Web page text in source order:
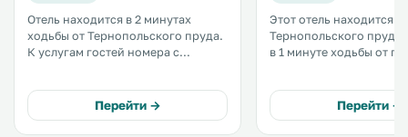
Отель находится в 2 минутах
ходьбы от Тернопольского пруда.
К услугам гостей номера с
Перейти →
Этот отель находится
Тернопольского
в 1 минуте ходьбы от
бесплатным Wi-Fi. .
Перейти →